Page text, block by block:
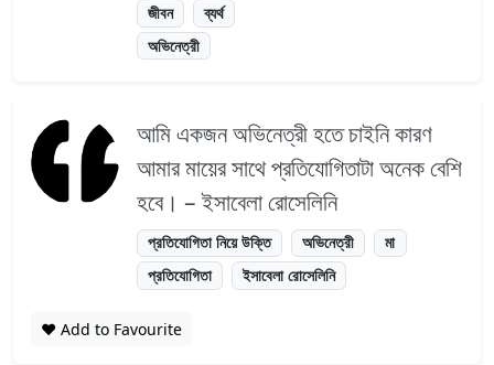
জীবন
ব্যর্থ
অভিনেত্রী
আমি একজন অভিনেত্রী হতে চাইনি কারণ
আমার মায়ের সাথে প্রতিযোগিতাটা অনেক বেশি
হবে। – ইসাবেলা রোসেলিনি
প্রতিযোগিতা নিয়ে উক্তি অভিনেত্রী
মা
প্রতিযোগিতা
ইসাবেলা রোসেলিনি
❤️ Add to Favourite